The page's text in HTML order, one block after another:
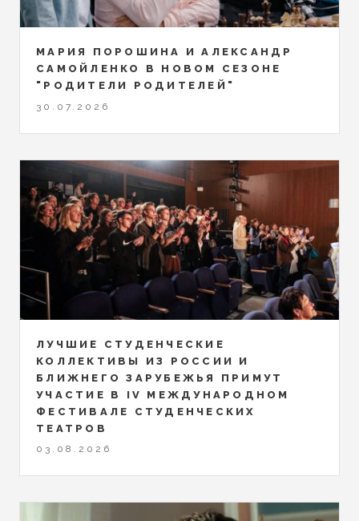
МАРИЯ ПОРОШИНА И АЛЕКСАНДР
САМОЙЛЕНКО В НОВОМ СЕЗОНЕ
"РОДИТЕЛИ РОДИТЕЛЕЙ"
30.07.2026
ЛУЧШИЕ СТУДЕНЧЕСКИЕ
КОЛЛЕКТИВЫ ИЗ РОССИИ И
БЛИЖНЕГО ЗАРУБЕЖЬЯ ПРИМУТ
УЧАСТИЕ В IV МЕЖДУНАРОДНОМ
ФЕСТИВАЛЕ СТУДЕНЧЕСКИХ
ТЕАТРОВ
03.08.2026